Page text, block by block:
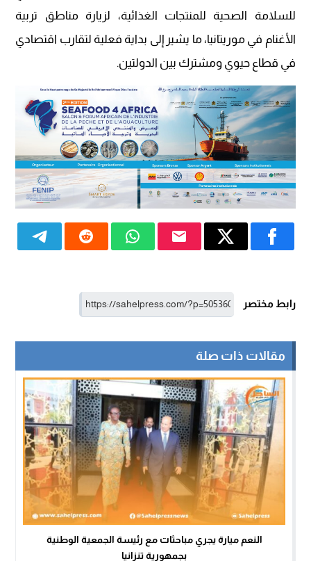
للسلامة الصحية للمنتجات الغذائية، لزيارة مناطق تربية
الأغنام في موريتانيا، ما يشير إلى بداية فعلية لتقارب اقتصادي
في قطاع حيوي ومشترك بين الدولتين.
رابط مختصر
مقالات ذات صلة
النعم ميارة يجري مباحثات مع رئيسة الجمعية الوطنية
بجمهورية تنزانيا